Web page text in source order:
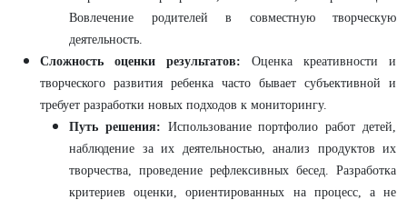
Вовлечение родителей в совместную творческую
деятельность.
Сложность оценки результатов: Оценка креативности и
творческого развития ребенка часто бывает субъективной и
требует разработки новых подходов к мониторингу.
Путь решения: Использование портфолио работ детей,
наблюдение за их деятельностью, анализ продуктов их
творчества, проведение рефлексивных бесед. Разработка
критериев оценки, ориентированных на процесс, а не